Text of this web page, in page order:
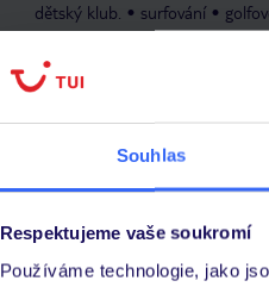
Souhlas
Respektujeme vaše soukromí
Používáme technologie, jako
dětský klub.
surfování
Parkoviště
bazény: dětský
American Express, diners Club,
3 hvězdičky